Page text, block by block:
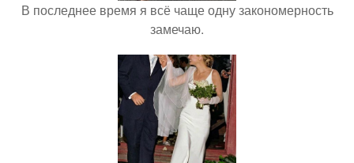
В последнее время я всё чаще одну закономерность
замечаю.